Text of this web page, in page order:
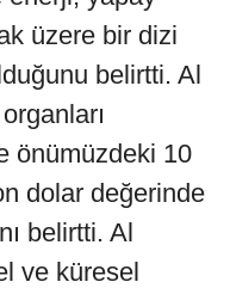
üzere bir dizi
belirtti. Al
önümüzdeki 10
dolar değerinde
belirtti. Al
ve küresel